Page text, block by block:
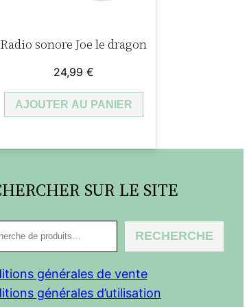
Radio sonore Joe le dragon
24,99 €
AJOUTER AU PANIER
SUR LE SITE
RECHERCHE
générales de vente
générales d’utilisation